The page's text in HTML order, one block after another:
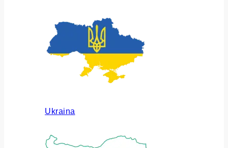
Ukraina